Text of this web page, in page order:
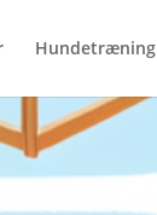
Hundetræning